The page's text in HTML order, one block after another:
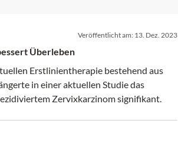
Veröffentlicht am: 13. Dez. 2023
Überleben
Erstlinientherapie bestehend aus
in einer aktuellen Studie das
Zervixkarzinom signifikant.